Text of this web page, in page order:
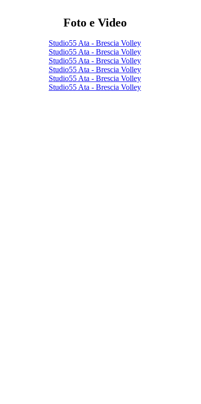
Foto e Video
Studio55 Ata - Brescia Volley
Studio55 Ata - Brescia Volley
Studio55 Ata - Brescia Volley
Studio55 Ata - Brescia Volley
Studio55 Ata - Brescia Volley
Studio55 Ata - Brescia Volley